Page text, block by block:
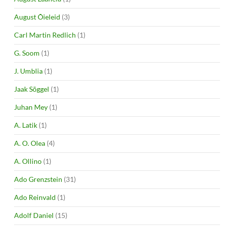
August Õieleid (3)
Carl Martin Redlich (1)
G. Soom (1)
J. Umblia (1)
Jaak Sõggel (1)
Juhan Mey (1)
A. Latik (1)
A. O. Olea (4)
A. Ollino (1)
Ado Grenzstein (31)
Ado Reinvald (1)
Adolf Daniel (15)